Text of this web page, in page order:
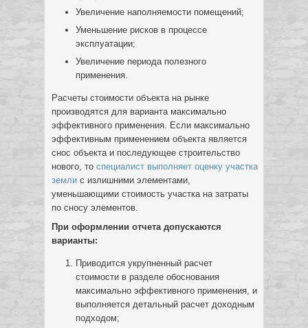
Увеличение наполняемости помещений;
Уменьшение рисков в процессе
эксплуатации;
Увеличение периода полезного
применения.
Расчеты стоимости объекта на рынке
производятся для варианта максимально
эффективного применения. Если максимально
эффективным применением объекта является
снос объекта и последующее строительство
нового, то специалист выполняет оценку участка
земли с излишними элементами,
уменьшающими стоимость участка на затраты
по сносу элементов.
При оформлении отчета допускаются
варианты:
Приводится укрупненный расчет
стоимости в разделе обоснования
максимально эффективного применения, и
выполняется детальный расчет доходным
подходом;